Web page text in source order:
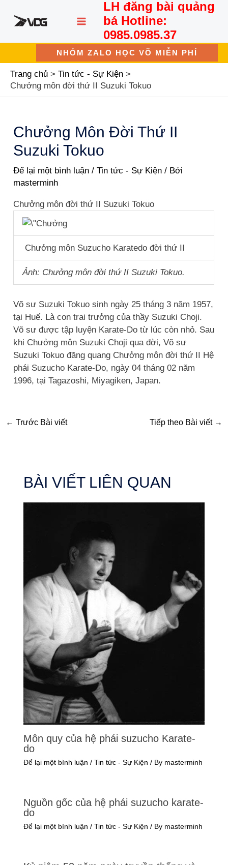
dung
MAIN
MENU
LH đăng bài quảng
bá Hotline:
0985.0985.37
NHÓM ZALO HỌC VÕ MIỄN PHÍ
Trang chủ
Tin tức - Sự Kiện
Chưởng môn đời thứ II Suzuki Tokuo
Chưởng Môn Đời Thứ II
Suzuki Tokuo
Để lại một bình luận /Tin tức - Sự Kiện / Bởi
masterminh
Chưởng môn đời thứ II Suzuki Tokuo
Chưởng môn Suzucho Karatedo đời thứ II
Ảnh: Chưởng môn đời thứ II Suzuki Tokuo.
Võ sư Suzuki Tokuo sinh ngày 25 tháng 3 năm 1957,
tại Huế. Là con trai trưởng của thầy Suzuki Choji.
Võ sư được tập luyện Karate-Do từ lúc còn nhỏ. Sau
khi Chưởng môn Suzuki Choji qua đời, Võ sư
Suzuki Tokuo đăng quang Chưởng môn đời thứ II Hệ
phái Suzucho Karate-Do, ngày 04 tháng 02 năm
1996, tại Tagazoshi, Miyagiken, Japan.
← Trước Bài viết Tiếp theo Bài viết →
BÀI VIẾT LIÊN QUAN
Môn quy của hệ phái suzucho Karate-
do
Để lại một bình luận / Tin tức - Sự Kiện / By masterminh
Nguồn gốc của hệ phái suzucho karate-
do
Để lại một bình luận / Tin tức - Sự Kiện / By masterminh